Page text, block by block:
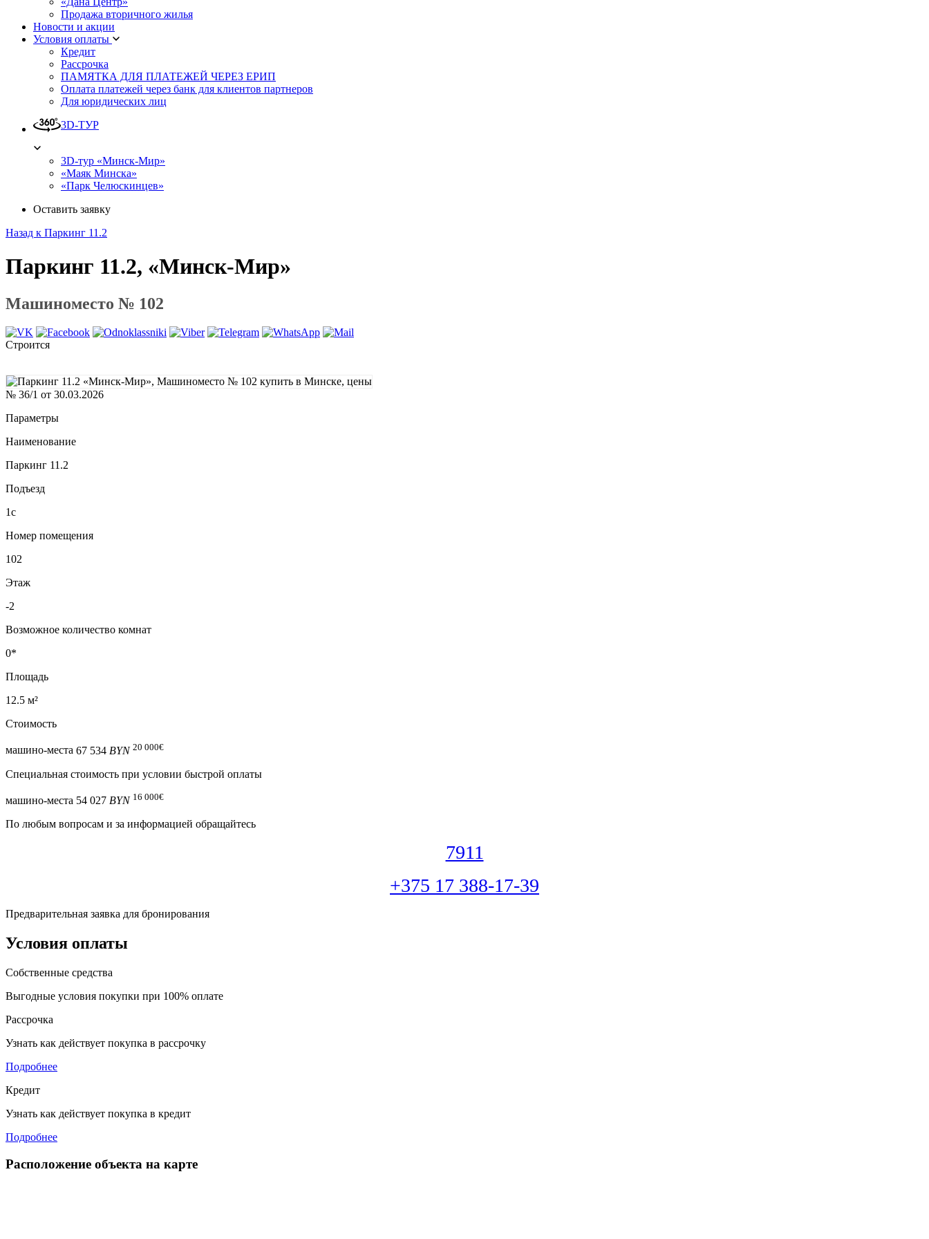
Продажа вторичного жилья
Новости и акции
Условия оплаты
Кредит
Рассрочка
ПАМЯТКА ДЛЯ ПЛАТЕЖЕЙ ЧЕРЕЗ ЕРИП
Оплата платежей через банк для клиентов партнеров
Для юридических лиц
3D-ТУР
3D-тур «Минск-Мир»
«Маяк Минска»
«Парк Челюскинцев»
Оставить заявку
Назад к Паркинг 11.2
Паркинг 11.2, «Минск-Мир»
Машиноместо № 102
Строится
№ 36/1 от 30.03.2026
Параметры
Наименование
Паркинг 11.2
Подъезд
1с
Номер помещения
102
Этаж
-2
Возможное количество комнат
0*
Площадь
12.5 м²
Стоимость
машино-места 67 534 BYN 20 000€
Специальная cтоимость при условии быстрой оплаты
машино-места 54 027 BYN 16 000€
По любым вопросам и за информацией обращайтесь
7911
+375 17 388-17-39
Предварительная заявка для бронирования
Условия оплаты
Собственные средства
Выгодные условия покупки при 100% оплате
Рассрочка
Узнать как действует покупка в рассрочку
Подробнее
Кредит
Узнать как действует покупка в кредит
Подробнее
Расположение объекта на карте